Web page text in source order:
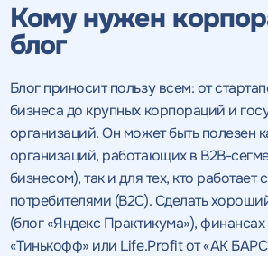
Кому нужен
блог
Блог приносит пользу всем: от
бизнеса до крупных корпораций и
организаций. Он может быть полезен
организаций, работающих в B2B-
бизнесом), так и для тех, кто работает
потребителями (B2C). Сделать
(блог «Яндекс Практикума»),
«Тинькофф» или Life.Profit от «АК